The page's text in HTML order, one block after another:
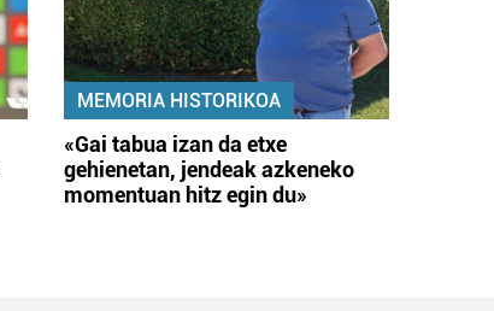
MEMORIA HISTORIKOA
«Gai tabua izan da etxe
gehienetan, jendeak azkeneko
momentuan hitz egin du»